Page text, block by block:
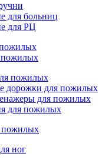
для больниц
для РЦ
пожилых
пожилых
дорожки для пожилых
для пожилых
для пожилых
пожилых
ног